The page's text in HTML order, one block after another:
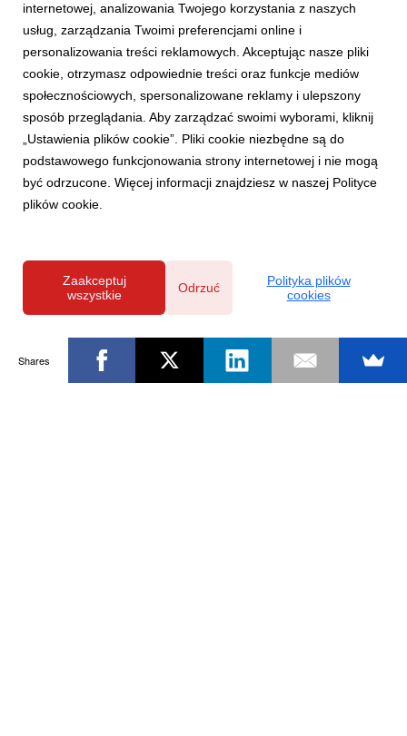
Powered by
internetowej, analizowania Twojego korzystania z naszych
usług, zarządzania Twoimi preferencjami online i
personalizowania treści reklamowych. Akceptując nasze pliki
cookie, otrzymasz odpowiednie treści oraz funkcje mediów
społecznościowych, spersonalizowane reklamy i ulepszony
sposób przeglądania. Aby zarządzać swoimi wyborami, kliknij
„Ustawienia plików cookie”. Pliki cookie niezbędne są do
podstawowego funkcjonowania strony internetowej i nie mogą
być odrzucone. Więcej informacji znajdziesz w naszej Polityce
plików cookie.
Zaakceptuj
wszystkie
Odrzuć
Polityka plików
cookies
Shares